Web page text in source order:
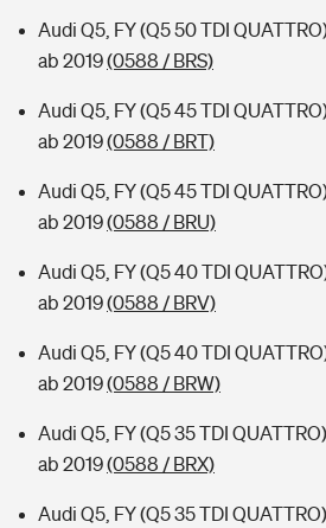
Audi Q5, FY (Q5 50 TDI
ab 2019(0588 / BRS)
Audi Q5, FY (Q5 45 TDI
ab 2019(0588 / BRT)
Audi Q5, FY (Q5 45 TDI
ab 2019(0588 / BRU)
Audi Q5, FY (Q5 40 TDI
ab 2019(0588 / BRV)
Audi Q5, FY (Q5 40 TDI
ab 2019(0588 / BRW)
Audi Q5, FY (Q5 35 TDI
ab 2019(0588 / BRX)
Audi Q5, FY (Q5 35 TDI